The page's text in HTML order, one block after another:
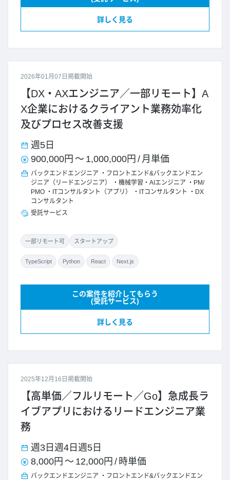
詳しく見る
2026年01月07日掲載開始
【DX・AXエンジニア／一部リモート】A
X企業におけるクライアント業務効率化
及びプロセス改善支援
週5日
900,000円 ～ 1,000,000円 / 月単価
バックエンドエンジニア
フロントエンド&バックエンドエン
ジニア（リードエンジニア）
機械学習・AIエンジニア
PM/
PMO
ITコンサルタント（アプリ） ITコンサルタント
DX
コンサルタント
受託サービス
一部リモート可 スタートアップ
TypeScript Python React Next.js
詳しく見る
この案件を紹介してもらう
(受託サービス)
2025年12月16日掲載開始
【高単価／フルリモート／Go】急成長ラ
イブアプリにおけるリードエンジニア業
務
週3日 週4日 週5日
8,000円 ～ 12,000円 / 時単価
バックエンドエンジニア
フロントエンド&バックエンドエン